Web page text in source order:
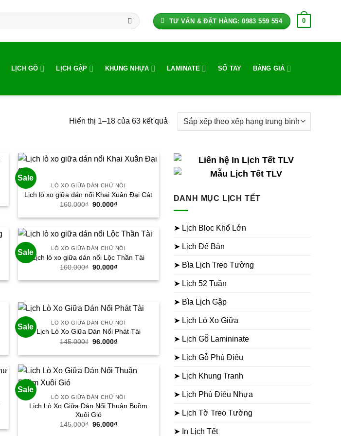
TƯ VẤN & ĐẶT HÀNG: 0983 559 554 0
LỊCH GỖ LỊCH GẬP KHUNG NHỰA LAMINATE SỔ TAY BẢNG GIÁ
Hiển thị 1–18 của 63 kết quả
sắp
theo
xếp
trung
Sale
LÒ XO GIỮA DÁN CHỮ NỔI
Lịch lò xo giữa dán nổi Khai Xuân Đại Cát
160.000₫ Giá
là:
90.000₫
tại
90.000₫.
Sale LÒ XO GIỮA DÁN CHỮ NỔI
Lịch lò xo giữa dán nổi Lộc Thần Tài
160.000₫ Giá
là:
90.000₫
tại
Sale LÒ XO GIỮA DÁN CHỮ NỔI
Lịch Lò Xo Giữa Dán Nổi Phát Tài
145.000₫ Giá
là:
96.000₫
tại
96.000₫.
Sale
LÒ XO GIỮA DÁN CHỮ NỔI
Lịch Lò Xo Giữa Dán Nổi Thuận Buồm
Xuôi Gió
145.000₫ Giá
96.000₫
DANH MỤC LỊCH TẾT
➤ Lịch Bloc Khổ Lớn
➤ Lịch Để Bàn
➤ Bìa Lịch Treo Tường
➤ Lịch 52 Tuần
➤ Bìa Lịch Gập
➤ Lịch Lò Xo Giữa
➤ Lịch Gỗ Lamininate
➤ Lịch Gỗ Phù Điêu
➤ Lịch Khung Tranh
➤ Lịch Phù Điêu Nhựa
➤ Lịch Tờ Treo Tường
➤ In Lịch Tết